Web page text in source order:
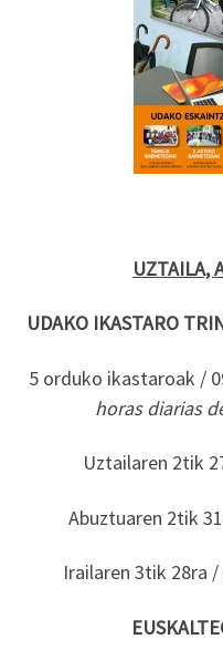
UZTAILA,
UDAKO IKASTARO
5 orduko ikastaroak /
horas diarias
Uztailaren 2tik
Abuztuaren 2tik
Irailaren 3tik 28ra /